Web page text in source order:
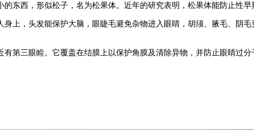
西，形似松子，名为松果体。近年的研究表明，松果体能防止性早
，头发能保护大脑，眼睫毛避免杂物进入眼睛，胡须、腋毛、阴
三眼睑。它覆盖在结膜上以保护角膜及清除异物，并防止眼睛过分